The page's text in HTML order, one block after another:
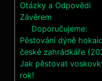
Otázky a Odpovědi
Závěrem
Doporučujeme:
Pěstování dýně
české zahrádkáře
Jak pěstovat
rok!